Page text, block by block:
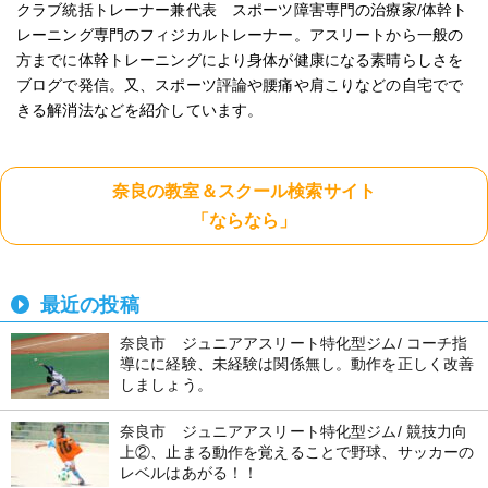
クラブ統括トレーナー兼代表 スポーツ障害専門の治療家/体幹ト
レーニング専門のフィジカルトレーナー。アスリートから一般の
方までに体幹トレーニングにより身体が健康になる素晴らしさを
ブログで発信。又、スポーツ評論や腰痛や肩こりなどの自宅でで
きる解消法などを紹介しています。
奈良の教室＆スクール検索サイト
「ならなら」
最近の投稿
奈良市 ジュニアアスリート特化型ジム/ コーチ指
導にに経験、未経験は関係無し。動作を正しく改善
しましょう。
奈良市 ジュニアアスリート特化型ジム/ 競技力向
上②、止まる動作を覚えることで野球、サッカーの
レベルはあがる！！